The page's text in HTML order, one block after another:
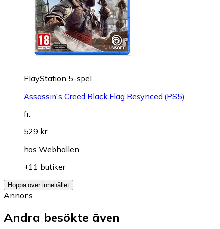
PlayStation 5-spel
Assassin's Creed Black Flag Resynced (PS5)
fr.
529 kr
hos Webhallen
+11 butiker
Hoppa över innehållet
Annons
Andra besökte även